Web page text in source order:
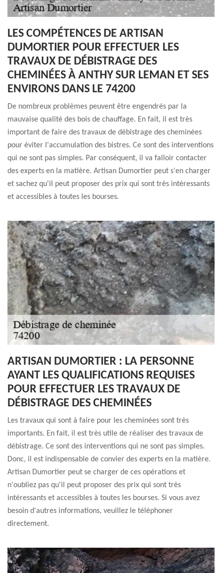
LES COMPÉTENCES DE ARTISAN
DUMORTIER POUR EFFECTUER LES
TRAVAUX DE DÉBISTRAGE DES
CHEMINÉES À ANTHY SUR LEMAN ET SES
ENVIRONS DANS LE 74200
De nombreux problèmes peuvent être engendrés par la
mauvaise qualité des bois de chauffage. En fait, il est très
important de faire des travaux de débistrage des cheminées
pour éviter l'accumulation des bistres. Ce sont des interventions
qui ne sont pas simples. Par conséquent, il va falloir contacter
des experts en la matière. Artisan Dumortier peut s'en charger
et sachez qu'il peut proposer des prix qui sont très intéressants
et accessibles à toutes les bourses.
ARTISAN DUMORTIER : LA PERSONNE
AYANT LES QUALIFICATIONS REQUISES
POUR EFFECTUER LES TRAVAUX DE
DÉBISTRAGE DES CHEMINÉES
Les travaux qui sont à faire pour les cheminées sont très
importants. En fait, il est très utile de réaliser des travaux de
débistrage. Ce sont des interventions qui ne sont pas simples.
Donc, il est indispensable de convier des experts en la matière.
Artisan Dumortier peut se charger de ces opérations et
n'oubliez pas qu'il peut proposer des prix qui sont très
intéressants et accessibles à toutes les bourses. Si vous avez
besoin d'autres informations, veuillez le téléphoner
directement.